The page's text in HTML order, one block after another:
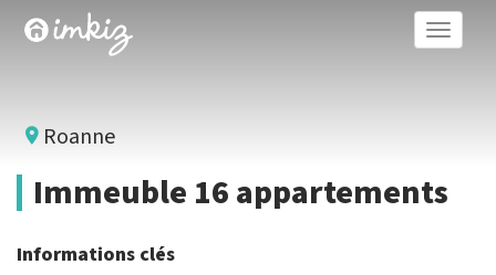
Toggle
Roanne
Immeuble 16 appartements
Informations clés